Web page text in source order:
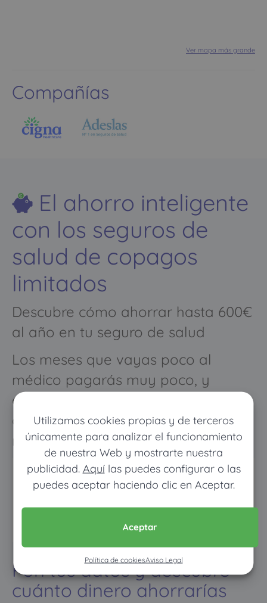
Utilizamos cookies propias y de terceros
únicamente para analizar el funcionamiento
de nuestra Web y mostrarte nuestra
publicidad. Aquílas puedes configurar o las
puedes aceptar haciendo clic en Aceptar.
Aceptar
Política de cookiesAviso Legal
Ver mapa más grande
Compañías
El ahorro inteligente
con los seguros de
salud de copagos
limitados
Descubre cómo ahorrar hasta 600€
al año en tu seguro de salud
Los meses que vayas poco al
médico pagarás muy poco, y
cuando vayas mucho pagarás
como con un seguro médico
normal
Pon tus datos y descubre
cuánto dinero ahorrarías